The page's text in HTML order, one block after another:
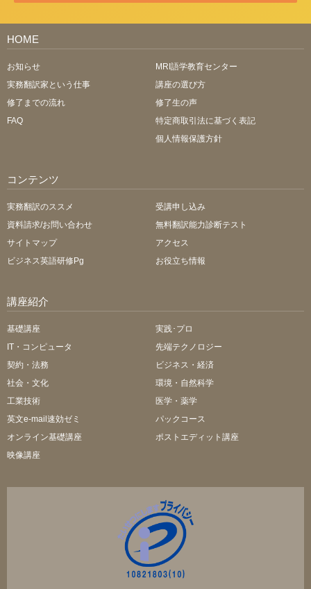
HOME
お知らせ
MRI語学教育センター
実務翻訳家という仕事
講座の選び方
修了までの流れ
修了生の声
FAQ
特定商取引法に基づく表記
個人情報保護方針
コンテンツ
実務翻訳のススメ
受講申し込み
資料請求/お問い合わせ
無料翻訳能力診断テスト
サイトマップ
アクセス
ビジネス英語研修Pg
お役立ち情報
講座紹介
基礎講座
実践･プロ
IT・コンピュータ
先端テクノロジー
契約・法務
ビジネス・経済
社会・文化
環境・自然科学
工業技術
医学・薬学
英文e-mail速効ゼミ
パックコース
オンライン基礎講座
ポストエディット講座
映像講座